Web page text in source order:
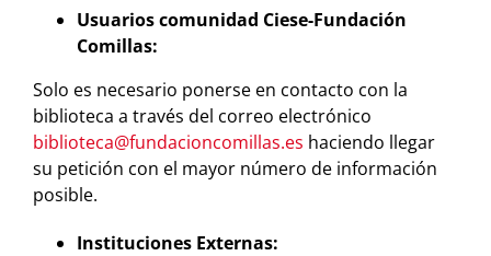
Usuarios comunidad Ciese-Fundación
Comillas:
Solo es necesario ponerse en contacto con la
biblioteca a través del correo electrónico
biblioteca@fundacioncomillas.es haciendo llegar
su petición con el mayor número de información
posible.
Instituciones Externas: